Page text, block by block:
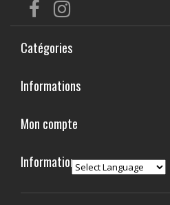
Catégories
Informations
Mon compte
Informations